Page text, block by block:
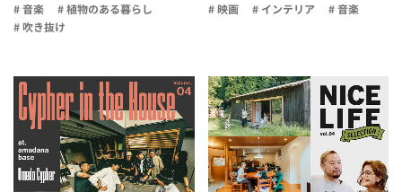
# 音楽
# 植物のある暮らし
# 吹き抜け
# 映画 # インテリア # 音楽